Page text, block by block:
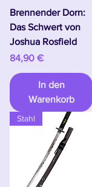
Brennender Dorn:
Das Schwert von
Joshua Rosfield
Preis
84,90 €
In den
Warenkorb
Stahl